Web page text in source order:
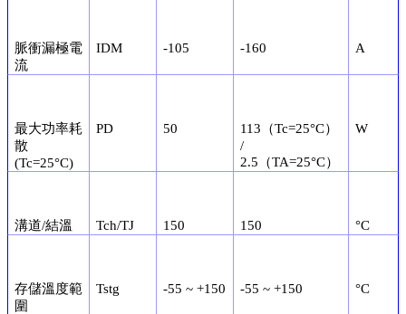
脈衝漏極電
流
IDM -105 -160 A
最大功率耗
散
(Tc=25°C)
PD 50
113（Tc=25°C）
/
2.5（TA=25°C）
W
溝道/結溫 Tch/TJ 150 150 °C
存儲溫度範
圍
Tstg -55 ~ +150 -55 ~ +150 °C